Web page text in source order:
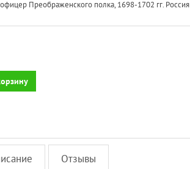
Преображенского полка, 1698-1702 гг. Россия
Отзывы